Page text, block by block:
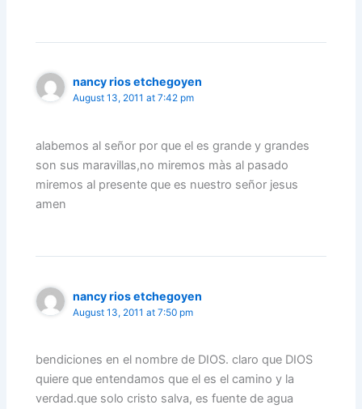
nancy rios etchegoyen
August 13, 2011 at 7:42 pm
alabemos al señor por que el es grande y grandes
son sus maravillas,no miremos màs al pasado
miremos al presente que es nuestro señor jesus
amen
nancy rios etchegoyen
August 13, 2011 at 7:50 pm
bendiciones en el nombre de DIOS. claro que DIOS
quiere que entendamos que el es el camino y la
verdad.que solo cristo salva, es fuente de agua